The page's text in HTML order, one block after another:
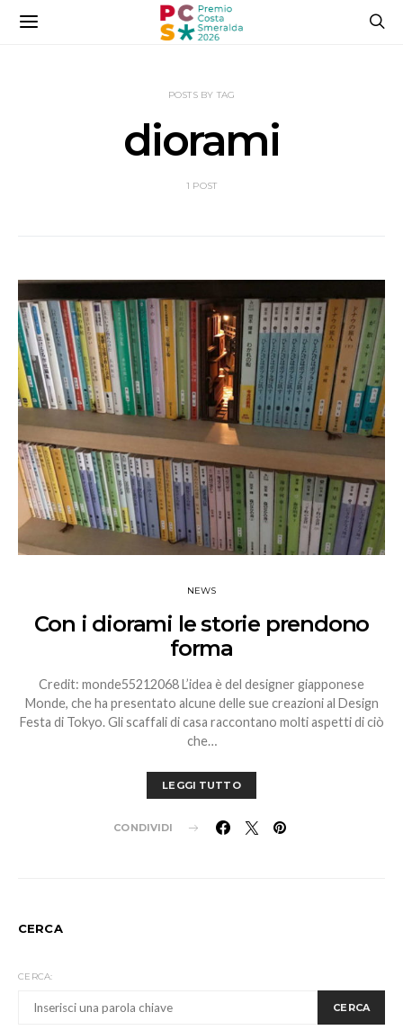
POSTS BY TAG
diorami
1 POST
NEWS
Con i diorami le storie prendono
forma
Credit: monde55212068 L’idea è del designer giapponese
Monde, che ha presentato alcune delle sue creazioni al Design
Festa di Tokyo. Gli scaffali di casa raccontano molti aspetti di ciò
che…
LEGGI TUTTO
CONDIVIDI
CERCA
CERCA:
CERCA